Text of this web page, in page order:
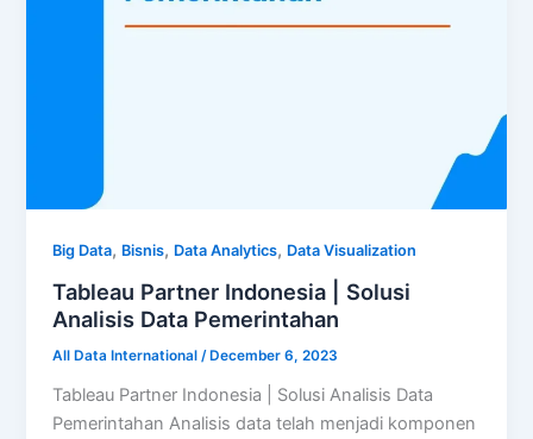
Big Data, Bisnis, Data Analytics, Data Visualization
Tableau Partner Indonesia | Solusi
Analisis Data Pemerintahan
All Data International/ December 6, 2023
Tableau Partner Indonesia | Solusi Analisis Data
Pemerintahan Analisis data telah menjadi komponen